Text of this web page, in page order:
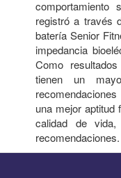
comportamiento
registró a través
batería Senior
impedancia
Como
tienen un
una mejor aptitud
calidad de
recomendaciones.